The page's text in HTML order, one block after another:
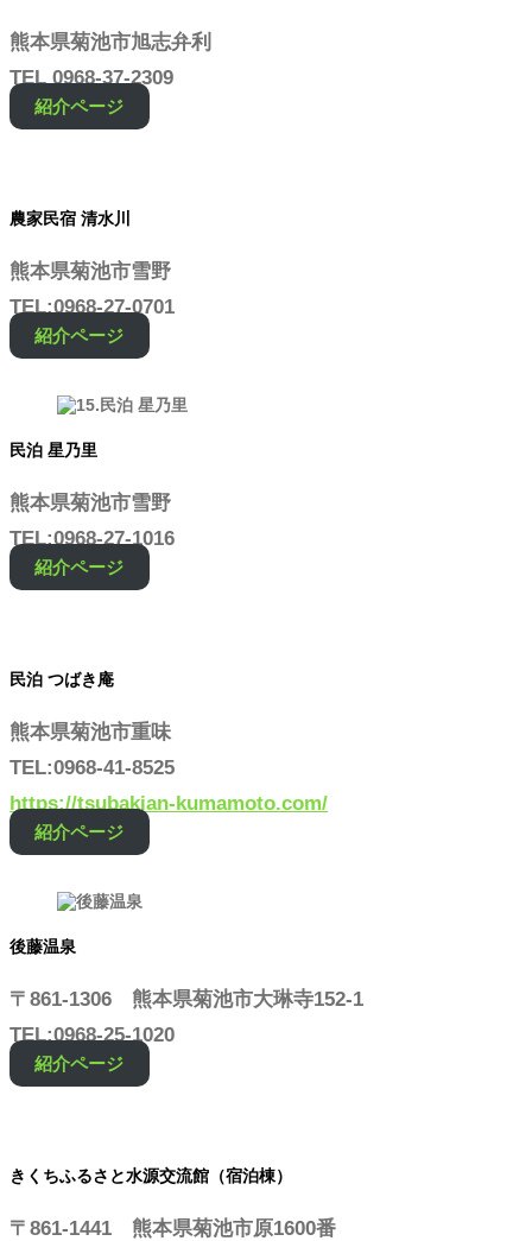
熊本県菊池市旭志弁利
TEL 0968-37-2309
紹介ページ
農家民宿 清水川
熊本県菊池市雪野
TEL:0968-27-0701
紹介ページ
民泊 星乃里
熊本県菊池市雪野
TEL:0968-27-1016
紹介ページ
民泊 つばき庵
熊本県菊池市重味
TEL:0968-41-8525
https://tsubakian-kumamoto.com/
紹介ページ
後藤温泉
〒861-1306 熊本県菊池市大琳寺152-1
TEL:0968-25-1020
紹介ページ
きくちふるさと水源交流館（宿泊棟）
〒861-1441 熊本県菊池市原1600番